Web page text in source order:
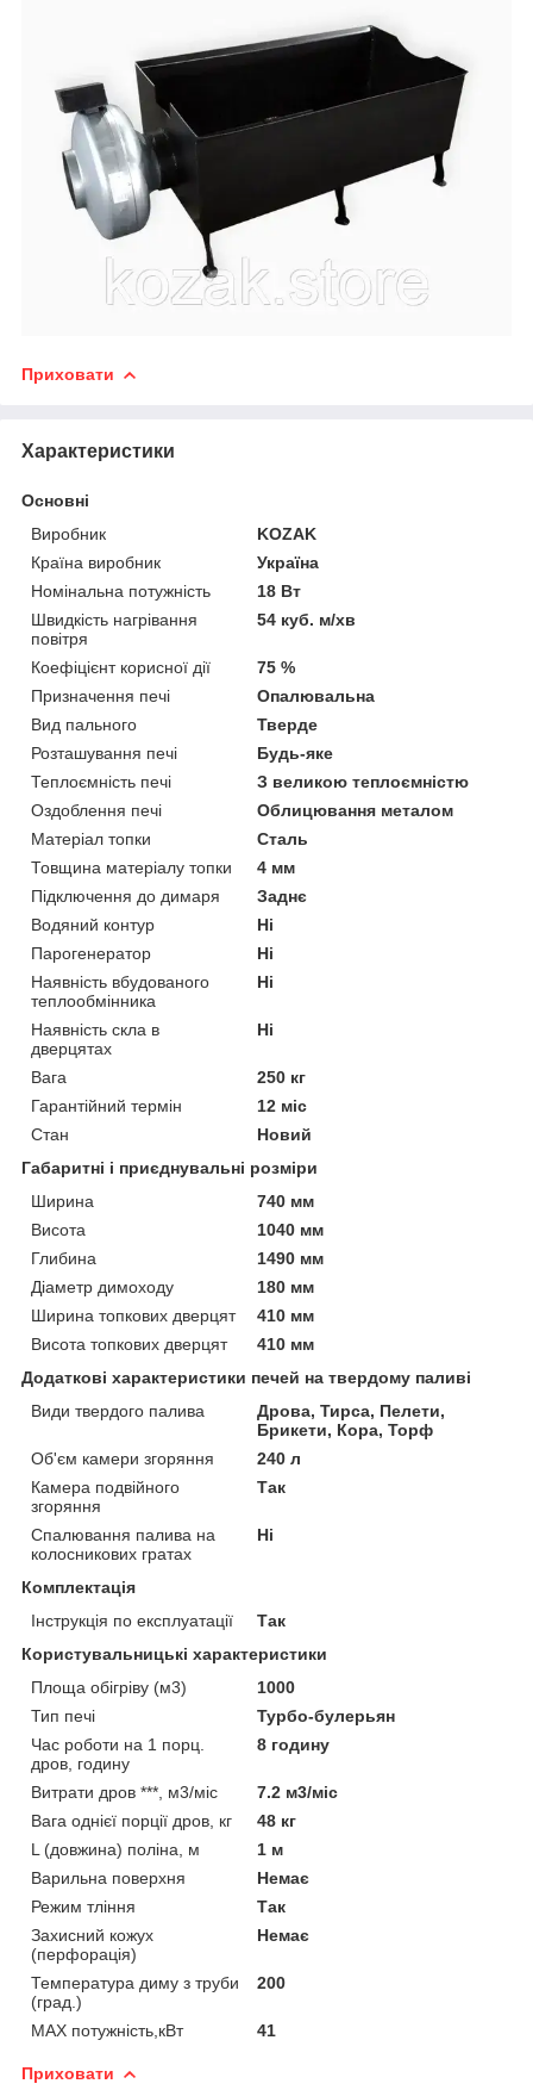
Приховати
Характеристики
Основні
Виробник
KOZAK
Країна виробник
Україна
Номінальна потужність
18 Вт
Швидкість нагрівання
повітря
54 куб. м/хв
Коефіцієнт корисної дії
75 %
Призначення печі
Опалювальна
Вид пального
Тверде
Розташування печі
Будь-яке
Теплоємність печі
З великою теплоємністю
Оздоблення печі
Облицювання металом
Матеріал топки
Сталь
Товщина матеріалу топки
4 мм
Підключення до димаря
Заднє
Водяний контур
Ні
Парогенератор
Ні
Наявність вбудованого
теплообмінника
Ні
Наявність скла в
дверцятах
Ні
Вага
250 кг
Гарантійний термін
12 міс
Стан
Новий
Габаритні і приєднувальні розміри
Ширина
740 мм
Висота
1040 мм
Глибина
1490 мм
Діаметр димоходу
180 мм
Ширина топкових дверцят
410 мм
Висота топкових дверцят
410 мм
Додаткові характеристики печей на твердому паливі
Види твердого палива
Дрова, Тирса, Пелети,
Брикети, Кора, Торф
Об'єм камери згоряння
240 л
Камера подвійного
згоряння
Так
Спалювання палива на
колосникових гратах
Ні
Комплектація
Інструкція по експлуатації
Так
Користувальницькі характеристики
Площа обігріву (м3)
1000
Тип печі
Турбо-булерьян
Час роботи на 1 порц.
дров, годину
8 годину
Витрати дров ***, м3/міс
7.2 м3/міс
Вага однієї порції дров, кг
48 кг
L (довжина) поліна, м
1 м
Варильна поверхня
Немає
Режим тління
Так
Захисний кожух
(перфорація)
Немає
Температура диму з труби
(град.)
200
MAX потужність,кВт 41
Приховати